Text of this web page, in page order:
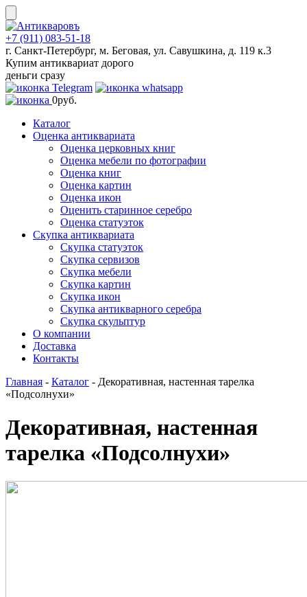
Skip
to
content
+7 (911) 083-51-18
г. Санкт-Петербург, м. Беговая, ул. Савушкина, д. 119 к.3
Купим антиквариат дорого
деньги сразу
0руб.
Каталог
Оценка антиквариата
Оценка церковных книг
Оценка мебели по фотографии
Оценка книг
Оценка картин
Оценка икон
Оценить старинное серебро
Оценка статуэток
Скупка антиквариата
Скупка статуэток
Скупка сервизов
Скупка мебели
Скупка картин
Скупка икон
Скупка антикварного серебра
Скупка скульптур
О компании
Доставка
Контакты
Главная - Каталог - Декоративная, настенная тарелка
«Подсолнухи»
Декоративная, настенная
тарелка «Подсолнухи»